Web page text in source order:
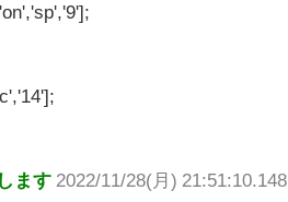
ます 2022/11/28(月) 21:51:10.148